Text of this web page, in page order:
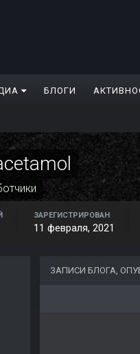
БЛОГИ
ЗАРЕГИСТРИРОВАН
11 февраля, 2021
ЗАПИСИ БЛОГА,